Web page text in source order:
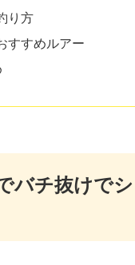
り方
すすめルアー
バチ抜けで